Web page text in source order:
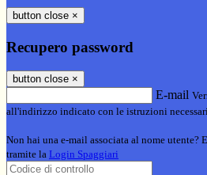
button close ×
Recupero password
button close ×
E-mail
all'indirizzo indicato con le istruzioni
Non hai una e-mail associata al nome utente?
tramite la Login Spaggiari